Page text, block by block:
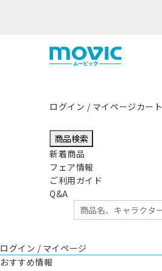
ログイン / マイページカート
商品検索
新着商品
フェア情報
ご利用ガイド
Q&A
ログイン / マイページ
おすすめ情報